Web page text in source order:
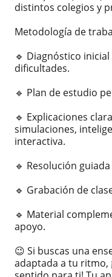
distintos colegios y
Metodología de
🔹 Diagnóstico
dificultades.
🔹 Plan de estudio
🔹 Explicaciones
simulaciones,
interactiva.
🔹 Resolución
🔹 Grabación de
🔹 Material
apoyo.
😉 Si buscas una
adaptada a tu ritmo,